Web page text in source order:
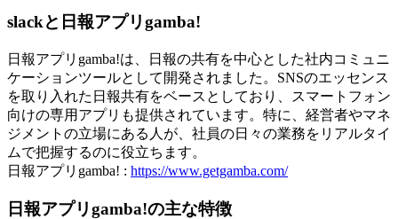
slackと日報アプリgamba!
日報アプリgamba!は、日報の共有を中心とした社内コミュニ
ケーションツールとして開発されました。SNSのエッセンス
を取り入れた日報共有をベースとしており、スマートフォン
向けの専用アプリも提供されています。特に、経営者やマネ
ジメントの立場にある人が、社員の日々の業務をリアルタイ
ムで把握するのに役立ちます。
日報アプリgamba! : https://www.getgamba.com/
日報アプリgamba!の主な特徴